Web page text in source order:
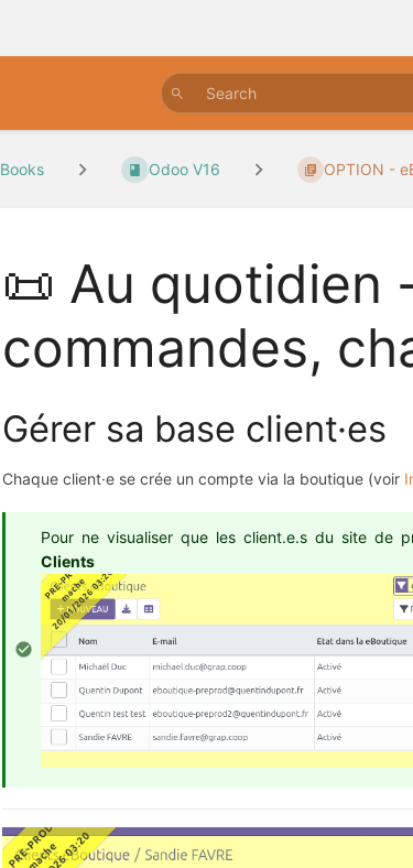
Books Odoo V16 OPTION -
📜 Au quotidien
commandes,
Gérer sa base client·es
Chaque client·e se crée un compte via la boutique (voir
Pour ne visualiser que les client.e.s du site de
Clients